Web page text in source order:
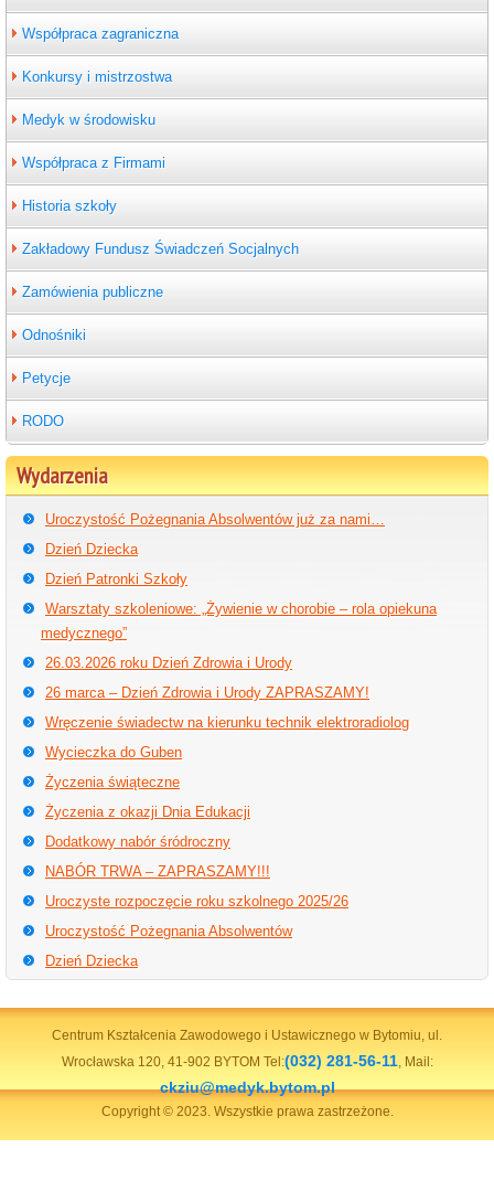
Współpraca zagraniczna
Konkursy i mistrzostwa
Medyk w środowisku
Współpraca z Firmami
Historia szkoły
Zakładowy Fundusz Świadczeń Socjalnych
Zamówienia publiczne
Odnośniki
Petycje
RODO
Wydarzenia
Uroczystość Pożegnania Absolwentów już za nami…
Dzień Dziecka
Dzień Patronki Szkoły
Warsztaty szkoleniowe: „Żywienie w chorobie – rola opiekuna
medycznego”
26.03.2026 roku Dzień Zdrowia i Urody
26 marca – Dzień Zdrowia i Urody ZAPRASZAMY!
Wręczenie świadectw na kierunku technik elektroradiolog
Wycieczka do Guben
Życzenia świąteczne
Życzenia z okazji Dnia Edukacji
Dodatkowy nabór śródroczny
NABÓR TRWA – ZAPRASZAMY!!!
Uroczyste rozpoczęcie roku szkolnego 2025/26
Uroczystość Pożegnania Absolwentów
Dzień Dziecka
Centrum Kształcenia Zawodowego i Ustawicznego w Bytomiu, ul.
Wrocławska 120, 41-902 BYTOM Tel:(032) 281-56-11, Mail:
ckziu@medyk.bytom.pl
Copyright © 2023. Wszystkie prawa zastrzeżone.